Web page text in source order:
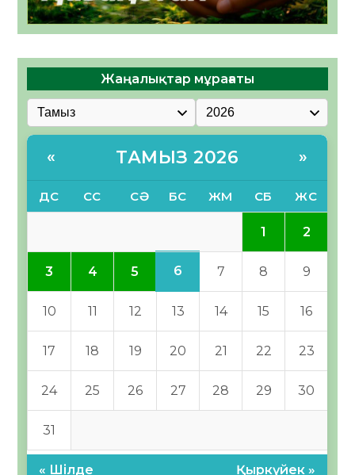
Жаңалықтар мұрағаты
« ТАМЫЗ 2026 »
ДС СС СӘ БС ЖМ СБ ЖС
1 2
3 4 5 6 7 8 9
10 11 12 13 14 15 16
17 18 19 20 21 22 23
24 25 26 27 28 29 30
31
« Шілде Қыркүйек »